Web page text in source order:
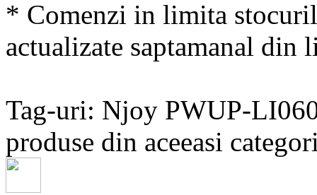
* Comenzi in limita
actualizate saptamanal
Tag-uri: Njoy PWUP-
produse din aceeasi